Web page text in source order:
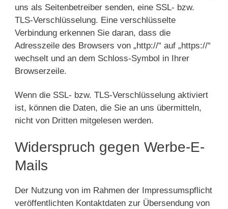
uns als Seitenbetreiber senden, eine SSL- bzw.
TLS-Verschlüsselung. Eine verschlüsselte
Verbindung erkennen Sie daran, dass die
Adresszeile des Browsers von „http://“ auf „https://“
wechselt und an dem Schloss-Symbol in Ihrer
Browserzeile.
Wenn die SSL- bzw. TLS-Verschlüsselung aktiviert
ist, können die Daten, die Sie an uns übermitteln,
nicht von Dritten mitgelesen werden.
Widerspruch gegen Werbe-E-
Mails
Der Nutzung von im Rahmen der Impressumspflicht
veröffentlichten Kontaktdaten zur Übersendung von